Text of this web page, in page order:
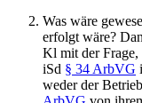
Was wäre
erfolgt wäre?
Kl mit der Frage,
iSd § 34 ArbVG
weder der